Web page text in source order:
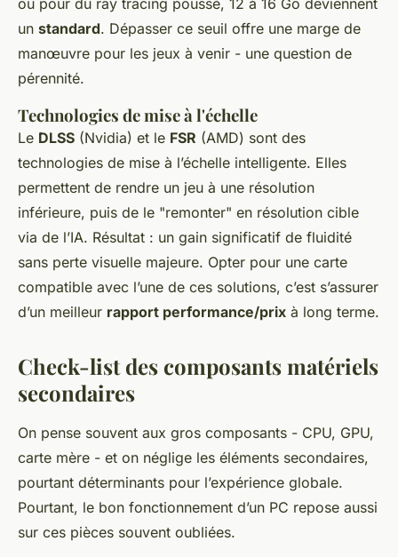
ou pour du ray tracing poussé, 12 à 16 Go deviennent
un standard. Dépasser ce seuil offre une marge de
manœuvre pour les jeux à venir - une question de
pérennité.
Technologies de mise à l'échelle
Le DLSS (Nvidia) et le FSR (AMD) sont des
technologies de mise à l’échelle intelligente. Elles
permettent de rendre un jeu à une résolution
inférieure, puis de le "remonter" en résolution cible
via de l’IA. Résultat : un gain significatif de fluidité
sans perte visuelle majeure. Opter pour une carte
compatible avec l’une de ces solutions, c’est s’assurer
d’un meilleur rapport performance/prix à long terme.
Check-list des composants matériels
secondaires
On pense souvent aux gros composants - CPU, GPU,
carte mère - et on néglige les éléments secondaires,
pourtant déterminants pour l’expérience globale.
Pourtant, le bon fonctionnement d’un PC repose aussi
sur ces pièces souvent oubliées.